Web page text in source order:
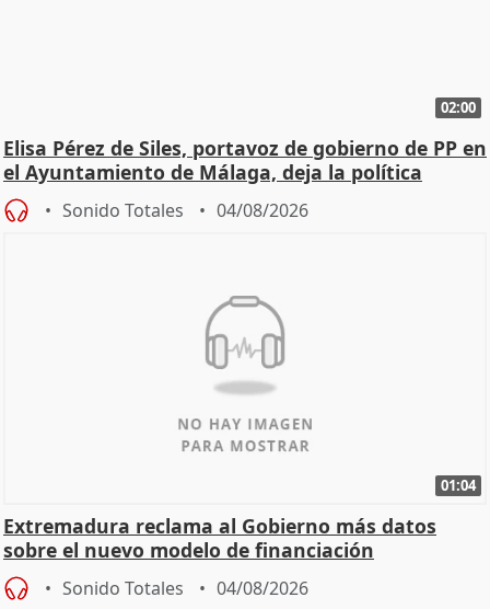
02:00
Elisa Pérez de Siles, portavoz de gobierno de PP en
el Ayuntamiento de Málaga, deja la política
Sonido Totales 04/08/2026
01:04
Extremadura reclama al Gobierno más datos
sobre el nuevo modelo de financiación
Sonido Totales 04/08/2026